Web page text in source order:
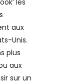
aux
Unis.
plus
aux
sur un